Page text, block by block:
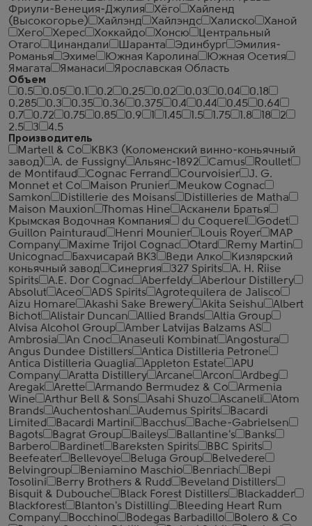
Фриули-Венеция-Джулия
Хёго
Хайленд
(Высокогорье)
Хайлэнд Хайлэндс Халиско
Ханой
Хего
Херес Хоккайдо Хонсю
Центральный
Отаго
Цинандали Шаранта Эдинбург
Эмилия-
Романья
Эхиме Южная Каролина
Южная Осетия
Ямагата
Яманаси
Ярославская Область
Объем
0.5
0.05 0.1 0.2 0.25 0.02 0.03 0.04
0.18
0.285
0.3 0.35 0.36 0.375 0.4 0.44 0.45
0.64
0.7
0.72 0.75 0.85 0.9 1.45 1.5 1.75 1.8 18
2
2.5
3
4.5
Производитель
Martell & Co
КВКЗ (Коломенский винно-коньячный
завод)
A. de Fussigny Альянс-1892 Camus
Roullet
de Montifaud
Cognac Ferrand Courvoisier
J. G.
Monnet et Co
Maison Prunier
Meukow Cognac
Samkon
Distillerie des Moisans
Distilleries de Matha
Maison Mauxion
Thomas Hine
Асканели Братья
Крымская Водочная Компания
du Coquerel
Godet
Guillon Painturaud
Henri Mounier Louis Royer
MAP
Company
Maxime Trijol Cognac Otard
Remy Martin
Unicognac
Бахчисарай ВКЗ Веди Алко
Кизлярский
коньячный завод
Синергия 327 Spirits
A. H. Riise
Spirits
A.E. Dor Cognac Aberfeldy
Aberlour Distillery
Absolut
Aceo ADS Spirits
Agrotequilera de Jalisco
Aizu Homare
Akashi Sake Brewery Akita Seishu
Albert
Bichot
Alistair Duncan Allied Brands
Altia Group
Alvisa Alcohol Group
Amber Latvijas Balzams AS
Ambrosia
An Cnoc Anaseuli Kombinat
Angostura
Angus Dundee Distillers
Antica Distilleria Petrone
Antica Distilleria Quaglia
Appleton Estate
APU
Company
Aratta Distillery Arcane Arcon
Ardbeg
Aregak
Arette Armando Bermudez & Co
Armenia
Wine
Arthur Bell & Sons Asahi Shuzo Ascaneli
Atom
Brands
Auchentoshan Audemus Spirits
Bacardi
Limited
Bacardi Martini Bacchus
Bache-Gabrielsen
Bagots
Bagrat Group Baileys Ballantine's
Banks
Barbero
Bardinet Bareksten Spirits
BBC Spirits
Beefeater
Bellevoye Beluga Group
Belvedere
Belvingroup
Beniamino Maschio Benriach
Bepi
Tosolini
Berry Brothers & Rudd
Beveland Distillers
Bisquit & Dubouche
Black Forest Distillers
Blackadder
Blackforest
Blanton's Distilling
Bleeding Heart Rum
Company
Bocchino Bodegas Barbadillo
Bolero & Co